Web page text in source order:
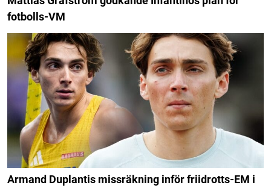
fotbolls-VM
Armand Duplantis missräkning inför friidrotts-EM i